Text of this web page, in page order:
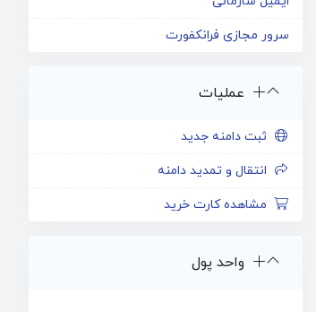
سرور مجازی فرانکفورت
عملیات
ثبت دامنه جدید
انتقال و تمدید دامنه
مشاهده کارت خرید
واحد پول